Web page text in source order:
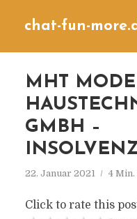
chat-fun-
MHT
GMBH –
22. Januar 2021 4
Click to rate this